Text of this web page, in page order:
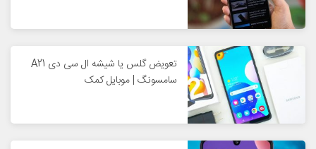
تعویض گلس یا شیشه ال سی دی A21
سامسونگ | موبایل کمک